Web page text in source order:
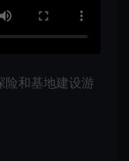
险和基地建设游